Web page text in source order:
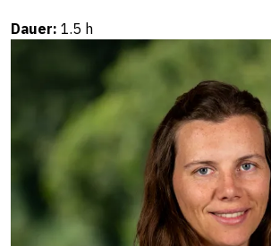
Dauer: 1.5 h
MirjamKlöppel
Bereich Tierhaltung & Milchwirtschaft
+41 58 105 88 68
mirjam.kloeppel@strickhof.ch